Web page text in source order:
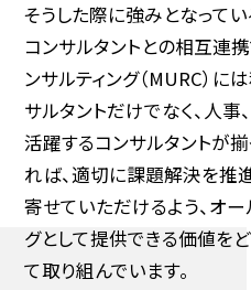
そうした際に強みとなって
コンサルタントとの相互連
ンサルティング（MURC）
サルタントだけでなく、人事
活躍するコンサルタントが
れば、適切に課題解決を推
寄せていただけるよう、オ
グとして提供できる価値を
て取り組んでいます。